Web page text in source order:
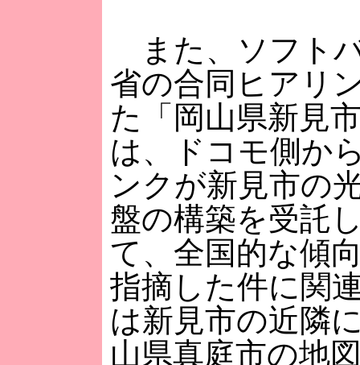
また、ソフト
省の合同ヒアリ
た「岡山県新見
は、ドコモ側か
ンクが新見市の
盤の構築を受託
て、全国的な傾
指摘した件に関
は新見市の近隣
山県真庭市の地